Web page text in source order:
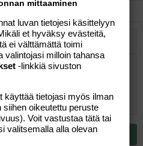
lista
lista
sisennystä
editoriin…
hyperlinkki
Lisää kuva
HymiötLaajennettuun
Kumoa
koodi
Rivinsisäinen spoiler
line
luonnos
Lähetä vastaus
mittaaminen
luvan tietojesi käsittelyyn
et hyväksy evästeitä,
ei välttämättä toimi
valintojasi milloin tahansa
-linkkiä sivuston
käyttää tietojasi myös ilman
oikeutettu peruste
Voit vastustaa tätä tai
valitsemalla alla olevan